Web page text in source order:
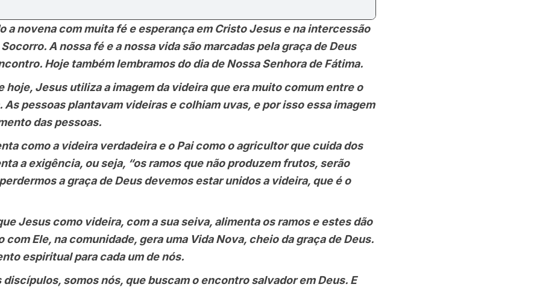
novena com muita fé e esperança em Cristo Jesus e na intercessão
A nossa fé e a nossa vida são marcadas pela graça de Deus
Hoje também lembramos do dia de Nossa Senhora de Fátima.
Jesus utiliza a imagem da videira que era muito comum entre o
As pessoas plantavam videiras e colhiam uvas, e por isso essa imagem
das pessoas.
como a videira verdadeira e o Pai como o agricultor que cuida dos
a exigência, ou seja, “os ramos que não produzem frutos, serão
a graça de Deus devemos estar unidos a videira, que é o
Jesus como videira, com a sua seiva, alimenta os ramos e estes dão
com Ele, na comunidade, gera uma Vida Nova, cheio da graça de Deus.
espiritual para cada um de nós.
somos nós, que buscam o encontro salvador em Deus. E